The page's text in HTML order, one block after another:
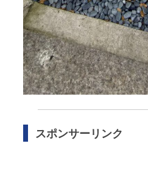
スポンサーリンク